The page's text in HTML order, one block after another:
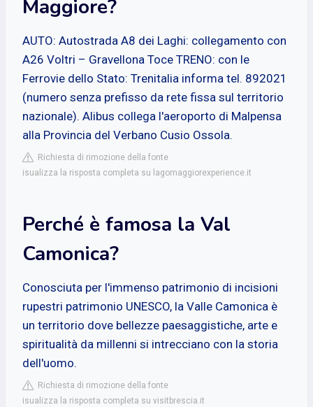
Maggiore?
AUTO: Autostrada A8 dei Laghi: collegamento con
A26 Voltri – Gravellona Toce TRENO: con le
Ferrovie dello Stato: Trenitalia informa tel. 892021
(numero senza prefisso da rete fissa sul territorio
nazionale). Alibus collega l'aeroporto di Malpensa
alla Provincia del Verbano Cusio Ossola.
Richiesta di rimozione della fonte
isualizza la risposta completa su lagomaggiorexperience.it
Perché è famosa la Val
Camonica?
Conosciuta per l'immenso patrimonio di incisioni
rupestri patrimonio UNESCO, la Valle Camonica è
un territorio dove bellezze paesaggistiche, arte e
spiritualità da millenni si intrecciano con la storia
dell'uomo.
Richiesta di rimozione della fonte
isualizza la risposta completa su visitbrescia.it